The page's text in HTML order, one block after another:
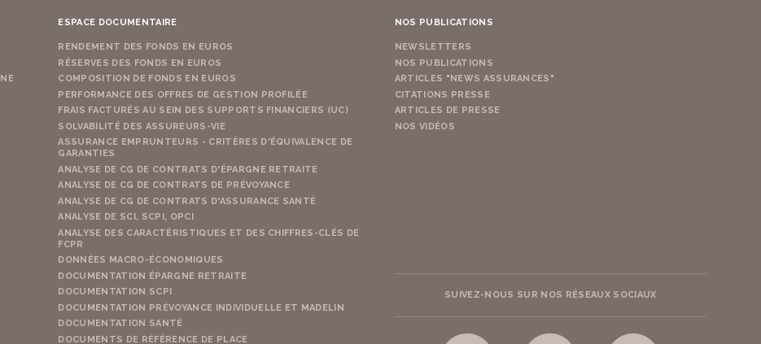
ESPACE DOCUMENTAIRE
RENDEMENT DES FONDS EN EUROS
RÉSERVES DES FONDS EN EUROS
COMPOSITION DE FONDS EN EUROS
PERFORMANCE DES OFFRES DE GESTION PROFILÉE
FRAIS FACTURÉS AU SEIN DES SUPPORTS FINANCIERS (UC)
SOLVABILITÉ DES ASSUREURS-VIE
ASSURANCE EMPRUNTEURS - CRITÈRES D'ÉQUIVALENCE DE
GARANTIES
ANALYSE DE CG DE CONTRATS D'ÉPARGNE RETRAITE
ANALYSE DE CG DE CONTRATS DE PRÉVOYANCE
ANALYSE DE CG DE CONTRATS D'ASSURANCE SANTÉ
ANALYSE DE SCI, SCPI, OPCI
ANALYSE DES CARACTÉRISTIQUES ET DES CHIFFRES-CLÉS DE
FCPR
DONNÉES MACRO-ÉCONOMIQUES
DOCUMENTATION ÉPARGNE RETRAITE
DOCUMENTATION SCPI
DOCUMENTATION PRÉVOYANCE INDIVIDUELLE ET MADELIN
DOCUMENTATION SANTÉ
DOCUMENTS DE RÉFÉRENCE DE PLACE
NOS PUBLICATIONS
NEWSLETTERS
NOS PUBLICATIONS
ARTICLES "NEWS ASSURANCES"
CITATIONS PRESSE
ARTICLES DE PRESSE
NOS VIDÉOS
SUIVEZ-NOUS SUR NOS RÉSEAUX SOCIAUX